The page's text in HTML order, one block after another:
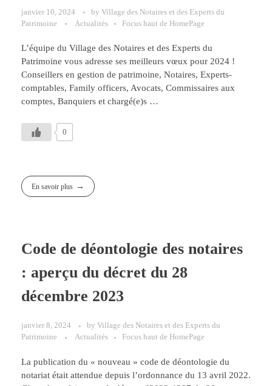
janvier 10, 2024 by Village des Notaires et des Experts du
Patrimoine
Actualités Focus haut de HomePage
L’équipe du Village des Notaires et des Experts du
Patrimoine vous adresse ses meilleurs vœux pour 2024 !
Conseillers en gestion de patrimoine, Notaires, Experts-
comptables, Family officers, Avocats, Commissaires aux
comptes, Banquiers et chargé(e)s …
0
En savoir plus
Code de déontologie des notaires
: aperçu du décret du 28
décembre 2023
janvier 8, 2024 by Village des Notaires et des Experts du
Patrimoine
Actualités Focus haut de HomePage
La publication du « nouveau » code de déontologie du
notariat était attendue depuis l’ordonnance du 13 avril 2022.